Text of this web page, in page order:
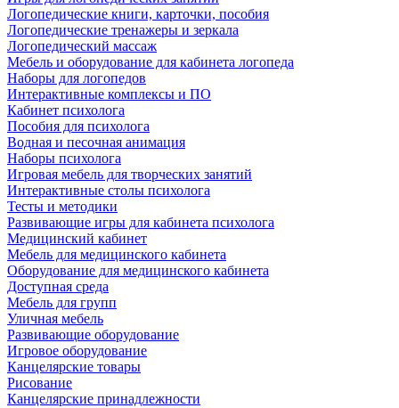
Логопедические книги, карточки, пособия
Логопедические тренажеры и зеркала
Логопедический массаж
Мебель и оборудование для кабинета логопеда
Наборы для логопедов
Интерактивные комплексы и ПО
Кабинет психолога
Пособия для психолога
Водная и песочная анимация
Наборы психолога
Игровая мебель для творческих занятий
Интерактивные столы психолога
Тесты и методики
Развивающие игры для кабинета психолога
Медицинский кабинет
Мебель для медицинского кабинета
Оборудование для медицинского кабинета
Доступная среда
Мебель для групп
Уличная мебель
Развивающие оборудование
Игровое оборудование
Канцелярские товары
Рисование
Канцелярские принадлежности